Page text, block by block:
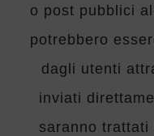
o post pubblici
potrebbero
dagli utenti
inviati
saranno trattati